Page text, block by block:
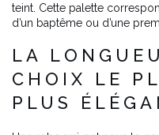
teint. Cette palette
d’un baptême ou d’une
LA
CHOIX LE
PLUS